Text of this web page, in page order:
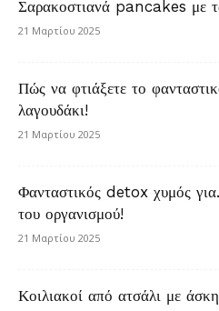
Σαρακοστιανά pancakes με
21 Μαρτίου 2025
Πώς να φτιάξετε το
λαγουδάκι!
21 Μαρτίου 2025
Φανταστικός detox χυμός
του οργανισμού!
21 Μαρτίου 2025
Κοιλιακοί από ατσάλι με